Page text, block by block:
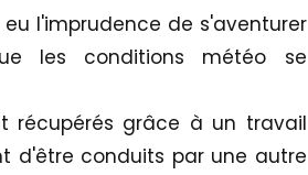
l'imprudence de s'aventurer
les conditions météo se
récupérés grâce à un travail
d'être conduits par une autre